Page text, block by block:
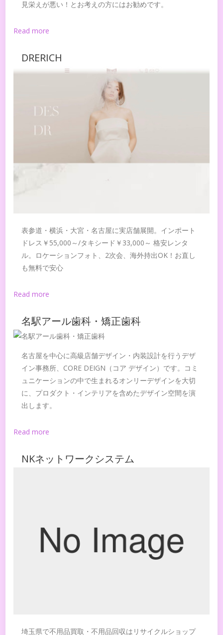
見栄えが悪い！とお考えの方にはお勧めです。
Read more
DRERICH
表参道・横浜・大宮・名古屋に実店舗展開。インポート
ドレス￥55,000～/タキシード￥33,000～ 格安レンタ
ル。ロケーションフォト、2次会、海外持出OK！お直し
も無料で安心
Read more
名駅アール歯科・矯正歯科
名古屋を中心に高級店舗デザイン・内装設計を行うデザ
イン事務所、CORE DEIGN（コア デザイン）です。コミ
ュニケーションの中で生まれるオンリーデザインを大切
に、プロダクト・インテリアを含めたデザイン空間を演
出します。
Read more
NKネットワークシステム
埼玉県で不用品買取・不用品回収はリサイクルショップ